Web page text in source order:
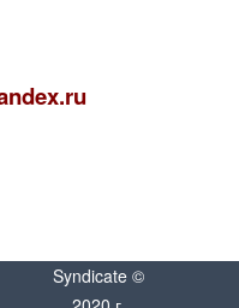
Syndicate ©